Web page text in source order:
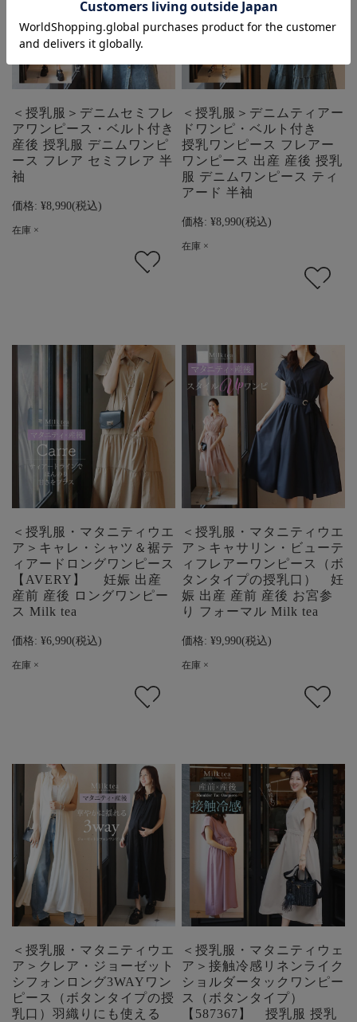
＜授乳服＞デニムセミフレ
アワンピース・ベルト付き
産後 授乳服 デニムワンピ
ース フレア セミフレア 半
袖
価格: ¥8,990(税込)
在庫 ×
＜授乳服＞デニムティアー
ドワンピ・ベルト付き
授乳ワンピース フレアー
ワンピース 出産 産後 授乳
服 デニムワンピース ティ
アード 半袖
価格: ¥8,990(税込)
在庫 ×
＜授乳服・マタニティウエ
ア＞キャレ・シャツ＆裾テ
ィアードロングワンピース
【AVERY】 妊娠 出産
産前 産後 ロングワンピー
ス Milk tea
価格: ¥6,990(税込)
在庫 ×
＜授乳服・マタニティウエ
ア＞キャサリン・ビューテ
ィフレアーワンピース（ボ
タンタイプの授乳口） 妊
娠 出産 産前 産後 お宮参
り フォーマル Milk tea
価格: ¥9,990(税込)
在庫 ×
＜授乳服・マタニティウエ
ア＞クレア・ジョーゼット
シフォンロング3WAYワン
ピース（ボタンタイプの授
乳口）羽織りにも使える
＜授乳服・マタニティウェ
ア＞接触冷感リネンライク
ショルダータックワンピー
ス（ボタンタイプ）
【587367】 授乳服 授乳